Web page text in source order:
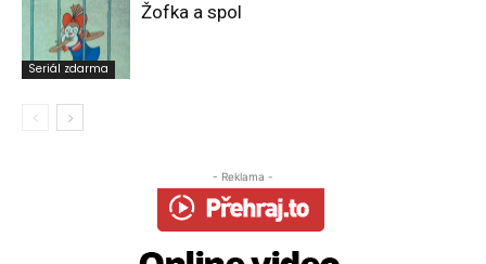
Seriál zdarma
Žofka a spol
- Reklama -